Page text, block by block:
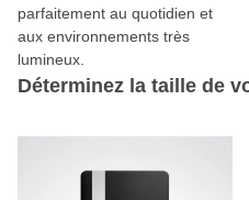
parfaitement au quotidien et
aux environnements très
lumineux.
Déterminez la taille de